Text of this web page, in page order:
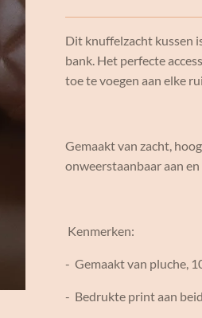
Dit knuffelzacht kussen
bank. Het perfecte
toe te voegen aan elke
Gemaakt van zacht,
onweerstaanbaar aan
Kenmerken:
- Gemaakt van pluche,
- Bedrukte print aan